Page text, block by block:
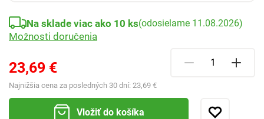
23,69 €
Najnižšia cena za posledných 30 dní: 23,69 €
Na sklade viac ako 10 ks(odosielame 11.08.2026)
Možnosti doručenia
Vložiť do košíka